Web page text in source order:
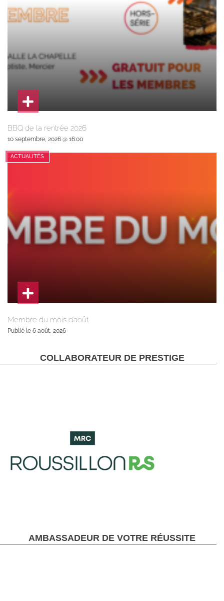
BBQ de la rentrée 2026
10 septembre, 2026 @ 16:00
ACTUALITÉS
Membre du mois d’août
Publié le 6 août, 2026
COLLABORATEUR DE PRESTIGE
AMBASSADEUR DE VOTRE RÉUSSITE